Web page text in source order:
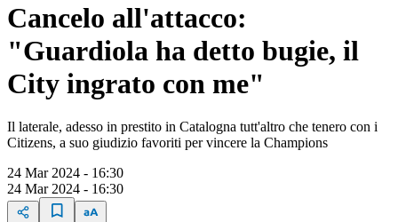
Cancelo all'attacco:
"Guardiola ha detto bugie, il
City ingrato con me"
Il laterale, adesso in prestito in Catalogna tutt'altro che tenero con i
Citizens, a suo giudizio favoriti per vincere la Champions
24 Mar 2024 - 16:30
24 Mar 2024 - 16:30